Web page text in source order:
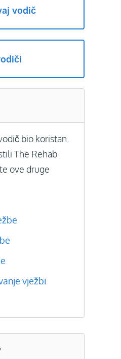
vodič
bio koristan.
The Rehab
ove druge
vježbi